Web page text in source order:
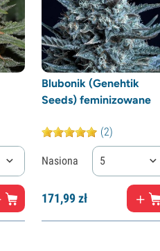
Blubonik (Genehtik
Seeds) feminizowane
(2)
Nasiona 5
171,99zł